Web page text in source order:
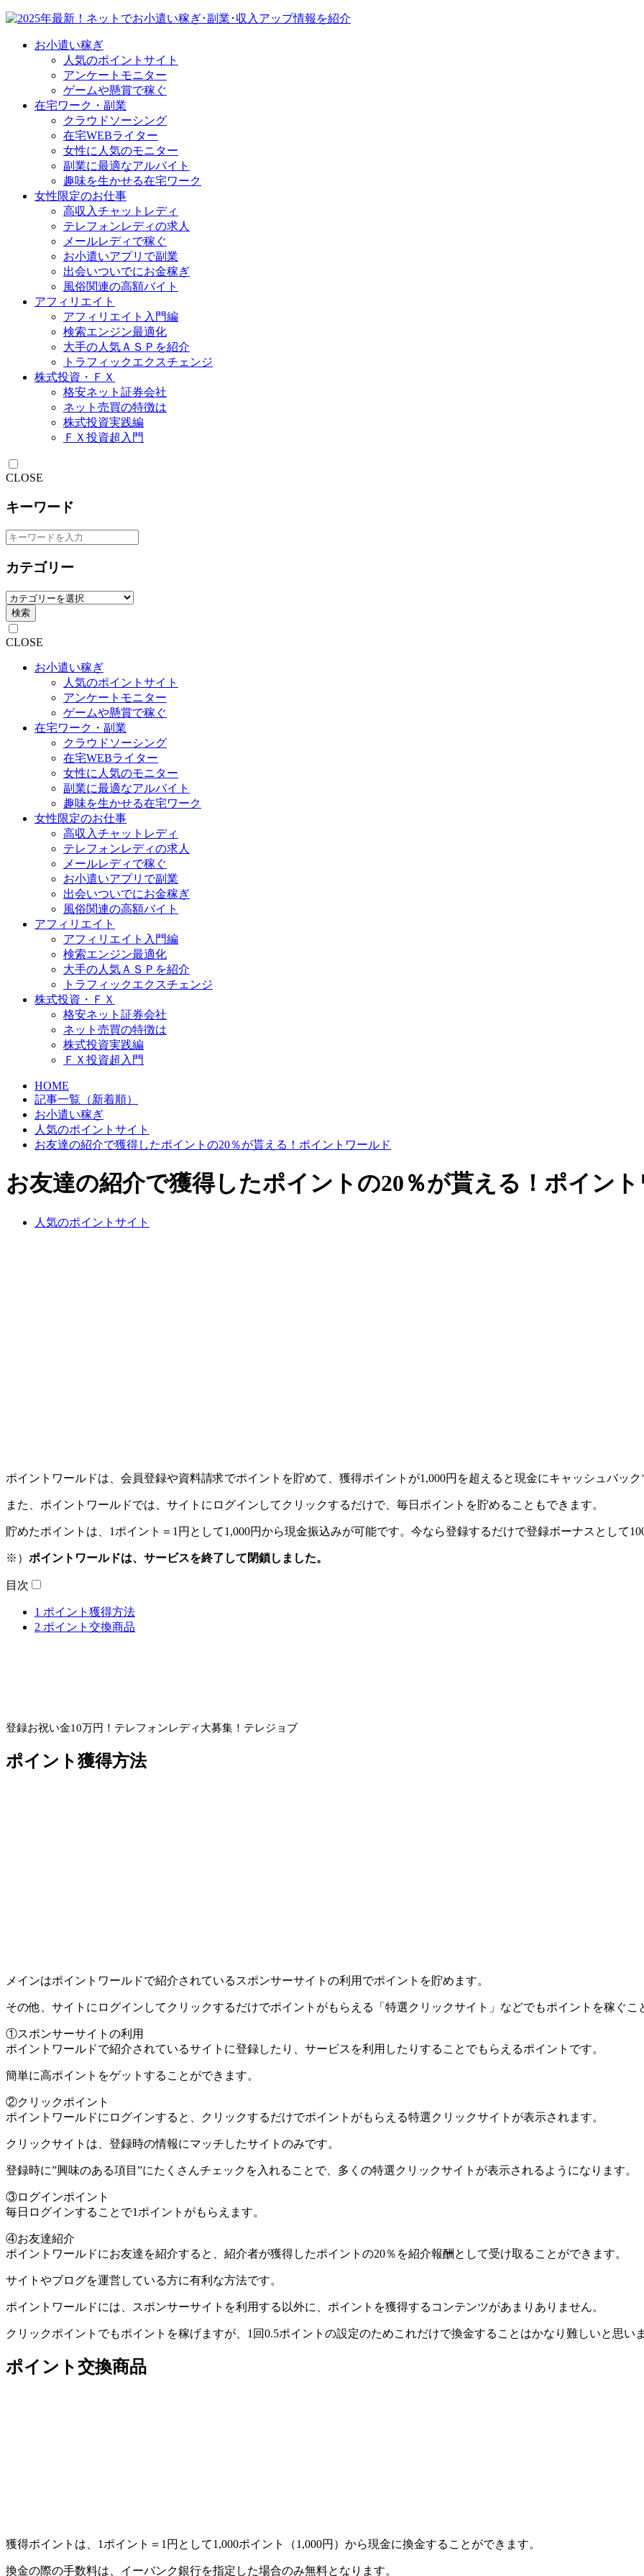
お小遣い稼ぎ
人気のポイントサイト
アンケートモニター
ゲームや懸賞で稼ぐ
在宅ワーク・副業
クラウドソーシング
在宅WEBライター
女性に人気のモニター
副業に最適なアルバイト
趣味を生かせる在宅ワーク
女性限定のお仕事
高収入チャットレディ
テレフォンレディの求人
メールレディで稼ぐ
お小遣いアプリで副業
出会いついでにお金稼ぎ
風俗関連の高額バイト
アフィリエイト
アフィリエイト入門編
検索エンジン最適化
大手の人気ＡＳＰを紹介
トラフィックエクスチェンジ
株式投資・ＦＸ
格安ネット証券会社
ネット売買の特徴は
株式投資実践編
ＦＸ投資超入門
CLOSE
キーワード
カテゴリー
検索
CLOSE
お小遣い稼ぎ
人気のポイントサイト
アンケートモニター
ゲームや懸賞で稼ぐ
在宅ワーク・副業
クラウドソーシング
在宅WEBライター
女性に人気のモニター
副業に最適なアルバイト
趣味を生かせる在宅ワーク
女性限定のお仕事
高収入チャットレディ
テレフォンレディの求人
メールレディで稼ぐ
お小遣いアプリで副業
出会いついでにお金稼ぎ
風俗関連の高額バイト
アフィリエイト
アフィリエイト入門編
検索エンジン最適化
大手の人気ＡＳＰを紹介
トラフィックエクスチェンジ
株式投資・ＦＸ
格安ネット証券会社
ネット売買の特徴は
株式投資実践編
ＦＸ投資超入門
HOME
記事一覧（新着順）
お小遣い稼ぎ
人気のポイントサイト
お友達の紹介で獲得したポイントの20％が貰える！ポイントワールド
お友達の紹介で獲得したポイントの20％が貰える！ポイン
人気のポイントサイト
ポイントワールドは、会員登録や資料請求でポイントを貯めて、獲得ポイントが1,000円を超えると現金にキャッシュバッ
また、ポイントワールドでは、サイトにログインしてクリックするだけで、毎日ポイントを貯めることもできます。
貯めたポイントは、1ポイント＝1円として1,000円から現金振込みが可能です。今なら登録するだけで登録ボーナスとして
※） ポイントワールドは、サービスを終了して閉鎖しました。
目次
1 ポイント獲得方法
2 ポイント交換商品
登録お祝い金10万円！ テレフォンレディ大募集！テレジョブ
ポイント獲得方法
メインはポイントワールドで紹介されているスポンサーサイトの利用でポイントを貯めます。
その他、サイトにログインしてクリックするだけでポイントがもらえる「特選クリックサイト」などでもポイントを稼ぐこ
①スポンサーサイトの利用
ポイントワールドで紹介されているサイトに登録したり、サービスを利用したりすることでもらえるポイントです。
簡単に高ポイントをゲットすることができます。
②クリックポイント
ポイントワールドにログインすると、クリックするだけでポイントがもらえる特選クリックサイトが表示されます。
クリックサイトは、登録時の情報にマッチしたサイトのみです。
登録時に”興味のある項目”にたくさんチェックを入れることで、多くの特選クリックサイトが表示されるようになります。
③ログインポイント
毎日ログインすることで1ポイントがもらえます。
④お友達紹介
ポイントワールドにお友達を紹介すると、紹介者が獲得したポイントの20％を紹介報酬として受け取ることができます。
サイトやブログを運営している方に有利な方法です。
ポイントワールドには、スポンサーサイトを利用する以外に、ポイントを獲得するコンテンツがあまりありません。
クリックポイントでもポイントを稼げますが、1回0.5ポイントの設定のためこれだけで換金することはかなり難しいと思い
ポイント交換商品
獲得ポイントは、1ポイント＝1円として1,000ポイント（1,000円）から現金に換金することができます。
換金の際の手数料は、イーバンク銀行を指定した場合のみ無料となります。